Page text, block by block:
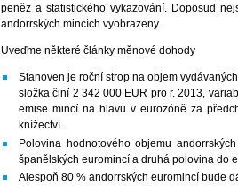
peněz a statistického vykazování. Doposud
andorrských mincích vyobrazeny.
Uveďme některé články měnové dohody
Stanoven je roční strop na objem
složka činí 2 342 000 EUR pro r. 2013,
emise mincí na hlavu v eurozóně za
knížectví.
Polovina hodnotového objemu
španělských euromincí a druhá polovina do
Alespoň 80 % andorrských euromincí bude